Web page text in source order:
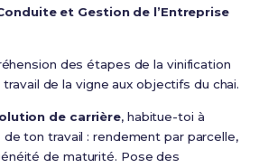
et Gestion de l’Entreprise
des étapes de la vinification
de la vigne aux objectifs du chai.
de carrière, habitue-toi à
ton travail : rendement par parcelle,
de maturité. Pose des